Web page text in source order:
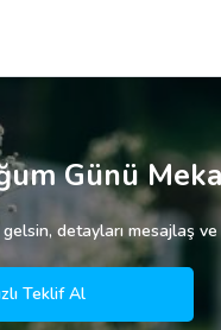
Günü
detayları mesajlaş
Teklif Al